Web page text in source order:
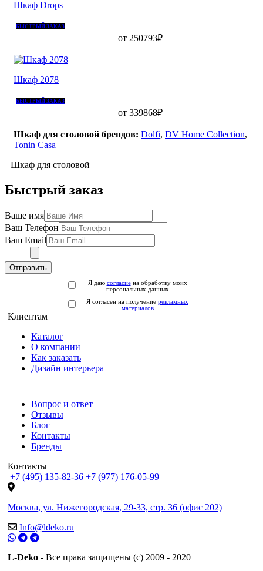
Шкаф Drops
БЫСТРЫЙ ЗАКАЗ
от 250793₽
Шкаф 2078
БЫСТРЫЙ ЗАКАЗ
от 339868₽
Шкаф для столовой брендов: Dolfi, DV Home Collection,
Tonin Casa
Шкаф для столовой
Быстрый заказ
Ваше имя
Ваш Телефон
Ваш Email
Отправить
Я даю согласиена обработку моих
персональных данных
Я согласен на получение рекламных
материалов
Клиентам
Каталог
О компании
Как заказать
Дизайн интерьера
Вопрос и ответ
Отзывы
Блог
Контакты
Бренды
Контакты
+7 (495) 135-82-36 +7 (977) 176-05-99
Москва, ул. Нижегородская, 29-33, стр. 36 (офис 202)
Info@ldeko.ru
L-Deko - Все права защищены (c) 2009 - 2020